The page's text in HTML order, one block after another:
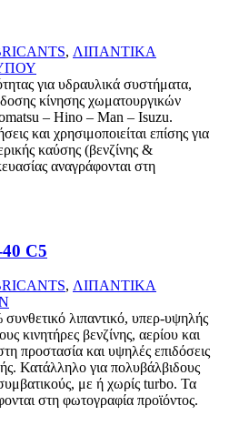
, ΛΙΠΑΝΤΙΚΑ
για υδραυλικά συστήματα,
κίνησης χωματουργικών
– Hino – Man – Isuzu.
και χρησιμοποιείται επίσης για
καύσης (βενζίνης &
αναγράφονται στη
C5
, ΛΙΠΑΝΤΙΚΑ
λιπαντικό, υπερ-υψηλής
κινητήρες βενζίνης, αερίου και
προστασία και υψηλές επιδόσεις
Κατάλληλο για πολυβάλβιδους
με ή χωρίς turbo. Τα
στη φωτογραφία προϊόντος.